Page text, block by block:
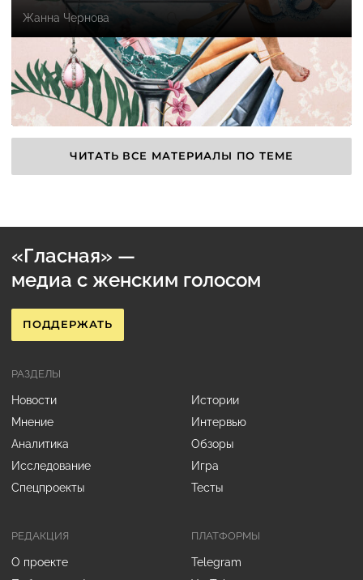
Жанна Чернова
ЧИТАТЬ ВСЕ МАТЕРИАЛЫ ПО ТЕМЕ
«Гласная» —
медиа с женским голосом
ПОДДЕРЖАТЬ
РЕДАКЦИЯ
О проекте
РАЗДЕЛЫ
Новости
Истории
Мнение
Интервью
Аналитика
Обзоры
Исследование
Игра
Спецпроекты
Тесты
ПЛАТФОРМЫ
Telegram